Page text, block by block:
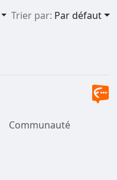
Trier par: Par défaut
Communauté